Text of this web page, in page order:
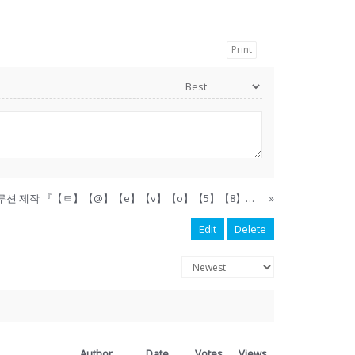
Print
라이브홀덤솔루션 파워볼 솔루션 제작 『【ㅌ】【@】【e】【v】【o】【5】【8】【8】【7】』 홀덤 솔루션 분양 라이브홀덤솔루션 대여 해외스포츠관리자 »
Edit Delete